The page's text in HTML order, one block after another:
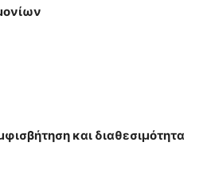
και διαθεσιμότητα